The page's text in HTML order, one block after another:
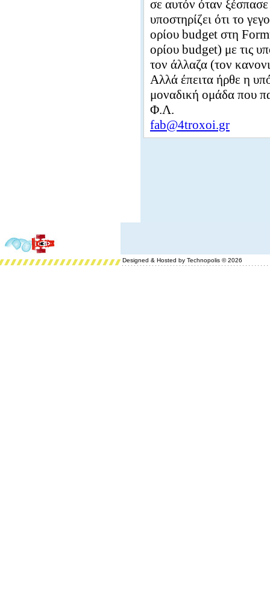
σε αυτόν όταν
υποστηρίζει ότι το
ορίου budget στη
ορίου budget) με τις
τον άλλαζα (τον
Αλλά έπειτα ήρθε η
μοναδική ομάδα που
Φ.Λ.
fab@4troxoi.gr
Designed & Hosted by Technopolis © 2026